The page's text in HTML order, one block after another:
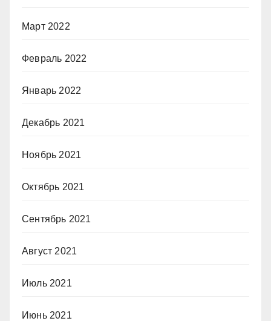
Март 2022
Февраль 2022
Январь 2022
Декабрь 2021
Ноябрь 2021
Октябрь 2021
Сентябрь 2021
Август 2021
Июль 2021
Июнь 2021